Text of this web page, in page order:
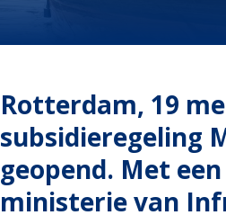
Rotterdam, 19
subsidieregeling
geopend. Met
ministerie van